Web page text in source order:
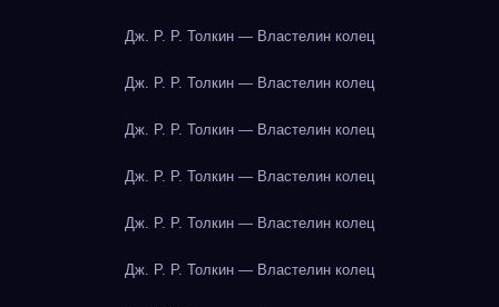
Дж. Р. Р. Толкин — Властелин колец
Дж. Р. Р. Толкин — Властелин колец
Дж. Р. Р. Толкин — Властелин колец
Дж. Р. Р. Толкин — Властелин колец
Дж. Р. Р. Толкин — Властелин колец
Дж. Р. Р. Толкин — Властелин колец